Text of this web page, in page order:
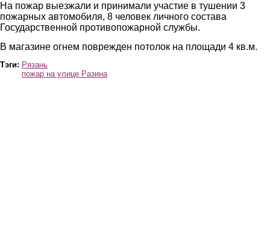
На пожар выезжали и принимали участие в тушении 3
пожарных автомобиля, 8 человек личного состава
Государственной противопожарной службы.
В магазине огнем поврежден потолок на площади 4 кв.м.
Тэги: Рязань
пожар на улице Разина